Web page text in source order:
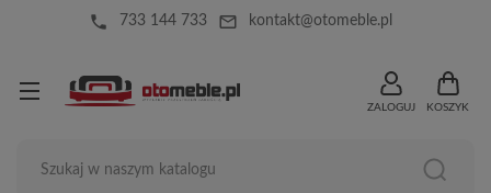
local_phone 733 144 733 mail_outline kontakt@otomeble.pl
ZALOGUJ KOSZYK